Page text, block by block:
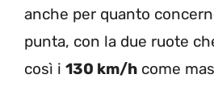
anche per quanto
punta, con la due ruote
così i 130 km/h come